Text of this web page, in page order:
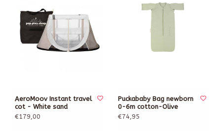
AeroMoov Instant travel
cot - White sand
€179,00
Puckababy Bag newborn
0-6m cotton-Olive
€74,95